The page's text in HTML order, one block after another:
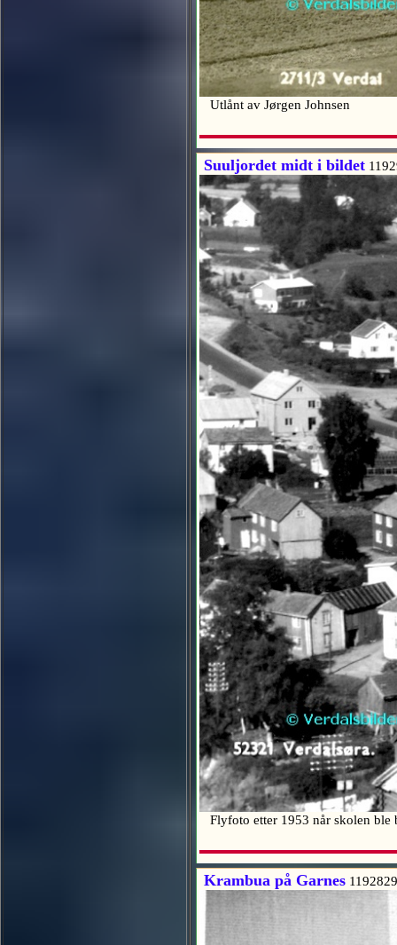
Utlånt av Jørgen Johnsen
Suuljordet midt i bildet
Flyfoto etter 1953 når skolen
Krambua på Garnes